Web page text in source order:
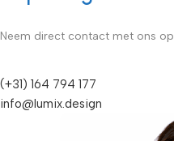
Neem direct contact met ons op
(+31) 164 794 177
info@lumix.design